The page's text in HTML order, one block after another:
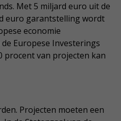
Met 5 miljard euro uit de
euro garantstelling wordt
economie
Europese Investerings
procent van projecten kan
Projecten moeten een